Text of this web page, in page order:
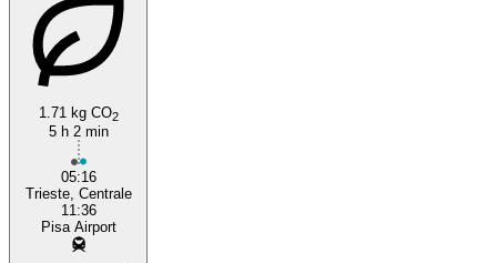
1.71 kg CO2
5 h 2 min
05:16
Trieste, Centrale
11:36
Pisa Airport